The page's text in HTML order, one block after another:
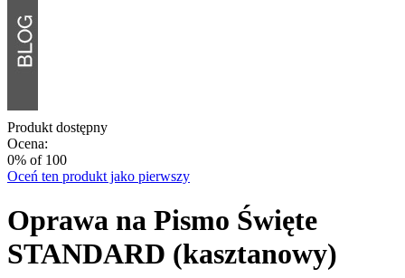
Produkt dostępny
Ocena:
0% of 100
Oceń ten produkt jako pierwszy
Oprawa na Pismo Święte
STANDARD (kasztanowy)